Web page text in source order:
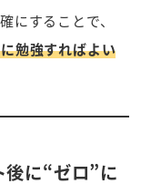
にすることで、
勉強すればよい
に“ゼロ”に